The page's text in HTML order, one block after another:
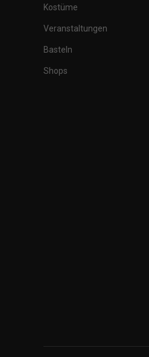
Kostüme
Veranstaltungen
Basteln
Shops